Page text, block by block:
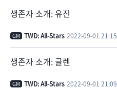
생존자 소개: 유진
GM TWD: All-Stars 2022-09-01 21:15
생존자 소개: 글렌
GM TWD: All-Stars 2022-09-01 21:09